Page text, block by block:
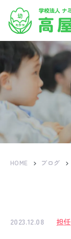
HOME ブログ
2023.12.08 担任